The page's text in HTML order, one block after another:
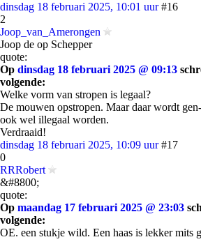
dinsdag 18 februari 2025, 10:01 uur #16
2
Joop_van_Amerongen
Joop de op Schepper
quote:
Op dinsdag 18 februari 2025 @ 09:13
volgende:
Welke vorm van stropen is legaal?
De mouwen opstropen. Maar daar wordt
ook wel illegaal worden.
Verdraaid!
dinsdag 18 februari 2025, 10:09 uur #17
0
RRRobert
&#8800;
quote:
Op maandag 17 februari 2025 @ 23:03
volgende:
OE. een stukje wild. Een haas is lekker mits